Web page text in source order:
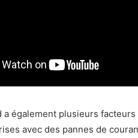
a également plusieurs
avec des pannes de